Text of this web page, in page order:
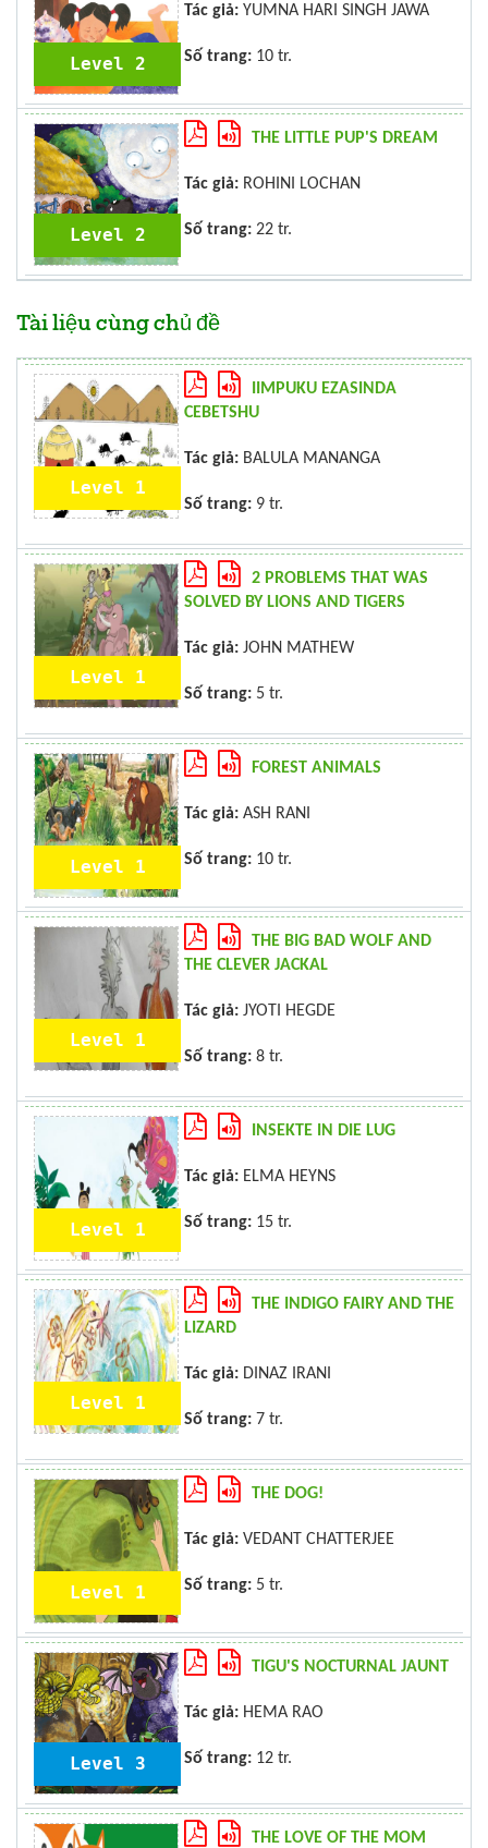
Level 2
Tác giả: YUMNA HARI SINGH JAWA
Số trang: 10 tr.
Level 2
THE LITTLE PUP'S DREAM
Tác giả: ROHINI LOCHAN
Số trang: 22 tr.
Tài liệu cùng chủ đề
Level 1
IIMPUKU EZASINDA
CEBETSHU
Tác giả: BALULA MANANGA
Số trang: 9 tr.
Level 1
2 PROBLEMS THAT WAS
SOLVED BY LIONS AND TIGERS
Tác giả: JOHN MATHEW
Số trang: 5 tr.
Level 1
FOREST ANIMALS
Tác giả: ASH RANI
Số trang: 10 tr.
Level 1
THE BIG BAD WOLF AND
THE CLEVER JACKAL
Tác giả: JYOTI HEGDE
Số trang: 8 tr.
Level 1
INSEKTE IN DIE LUG
Tác giả: ELMA HEYNS
Số trang: 15 tr.
Level 1
THE INDIGO FAIRY AND THE
LIZARD
Tác giả: DINAZ IRANI
Số trang: 7 tr.
Level 1
THE DOG!
Tác giả: VEDANT CHATTERJEE
Số trang: 5 tr.
Level 3
TIGU'S NOCTURNAL JAUNT
Tác giả: HEMA RAO
Số trang: 12 tr.
THE LOVE OF THE MOM